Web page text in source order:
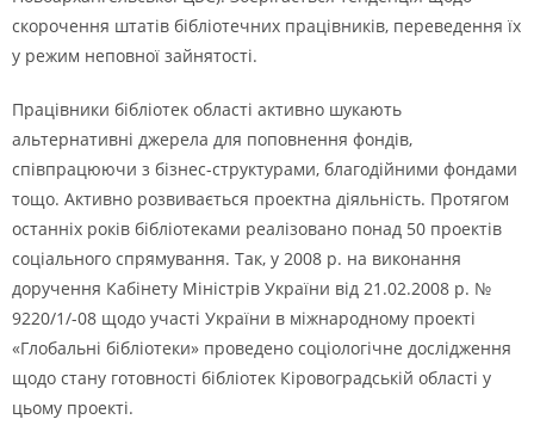
скорочення штатів бібліотечних працівників, переведення їх
у режим неповної зайнятості.
Працівники бібліотек області активно шукають
альтернативні джерела для поповнення фондів,
співпрацюючи з бізнес-структурами, благодійними фондами
тощо. Активно розвивається проектна діяльність. Протягом
останніх років бібліотеками реалізовано понад 50 проектів
соціального спрямування. Так, у 2008 р. на виконання
доручення Кабінету Міністрів України від 21.02.2008 р. №
9220/1/-08 щодо участі України в міжнародному проекті
«Глобальні бібліотеки» проведено соціологічне дослідження
щодо стану готовності бібліотек Кіровоградській області у
цьому проекті.